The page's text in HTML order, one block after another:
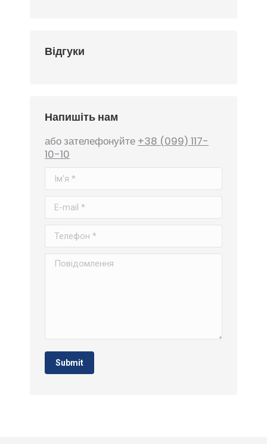
Відгуки
Напишіть нам
або зателефонуйте +38 (099) 117-
10-10
Ім'я *
E-mail *
Телефон *
Повідомлення
Submit